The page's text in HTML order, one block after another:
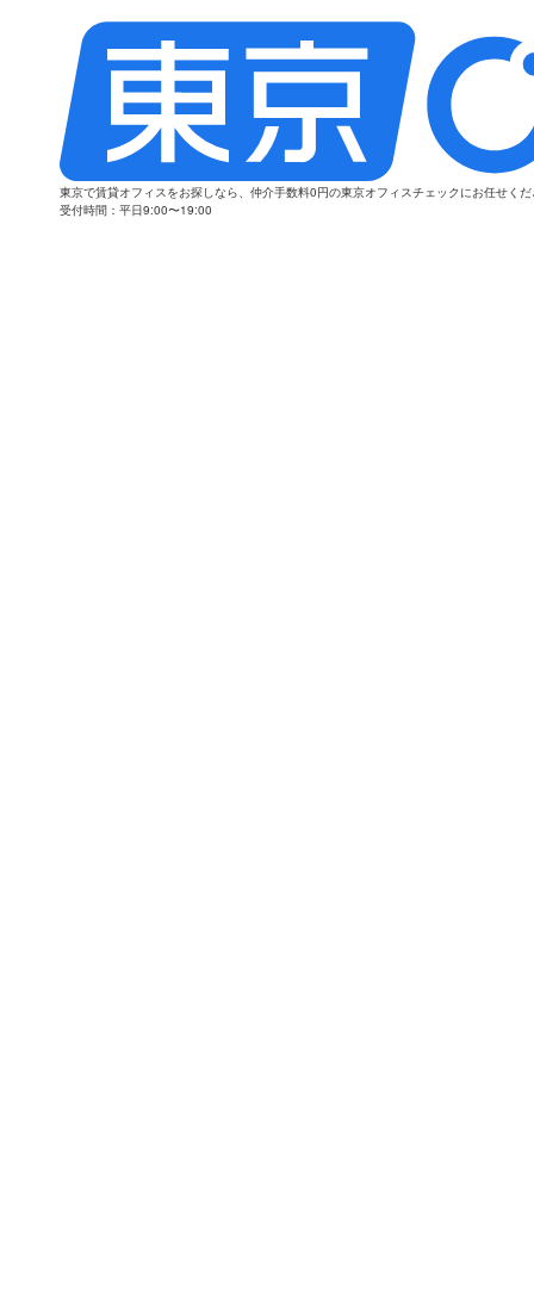
東京で賃貸オフィスをお探しなら、仲介手数料0円の東京オフィスチェックにお任せく
受付時間：平日9:00〜19:00